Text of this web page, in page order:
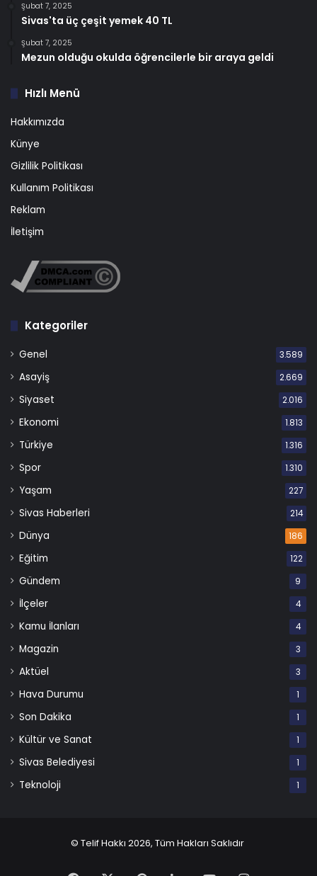
Şubat 7, 2025
Sivas'ta üç çeşit yemek 40 TL
Şubat 7, 2025
Mezun olduğu okulda öğrencilerle bir araya geldi
Hızlı Menü
Hakkımızda
Künye
Gizlilik Politikası
Kullanım Politikası
Reklam
İletişim
Kategoriler
Genel 3.589
Asayiş 2.669
Siyaset 2.016
Ekonomi 1.813
Türkiye 1.316
Spor 1.310
Yaşam 227
Sivas Haberleri 214
Dünya 186
Eğitim 122
Gündem 9
İlçeler 4
Kamu İlanları 4
Magazin 3
Aktüel 3
Hava Durumu 1
Son Dakika 1
Kültür ve Sanat 1
Sivas Belediyesi 1
Teknoloji 1
© Telif Hakkı 2026, Tüm Hakları Saklıdır